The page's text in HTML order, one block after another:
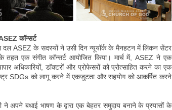
कॉन्सर्ट
दल ASEZ के सदस्यों ने उसी दिन न्यूयॉर्क के मैनहटन में लिंकन सेंटर
तहत एक संगीत कॉन्सर्ट आयोजित किया। मार्च में, ASEZ ने एक
अधिकारियों, डॉक्टरों और प्रोफेसरों को प्रोत्साहित करने का एक
SDGs को लागू करने में एकजुटता और सहयोग को आकर्षित करने
ने अपने बधाई भाषण के द्वारा एक बेहतर समुदाय बनाने के प्रयासों के